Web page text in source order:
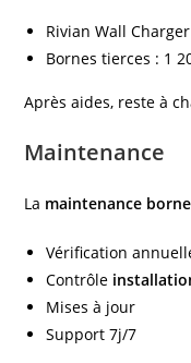
Rivian Wall
Bornes tierces : 1
Après aides, reste à
Maintenance
La maintenance
Vérification
Contrôle
Mises à jour
Support 7j/7